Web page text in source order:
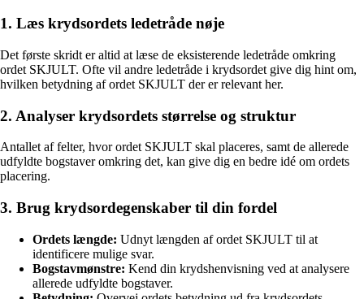
1. Læs krydsordets ledetråde nøje
Det første skridt er altid at læse de eksisterende ledetråde omkring
ordet SKJULT. Ofte vil andre ledetråde i krydsordet give dig hint om,
hvilken betydning af ordet SKJULT der er relevant her.
2. Analyser krydsordets størrelse og struktur
Antallet af felter, hvor ordet SKJULT skal placeres, samt de allerede
udfyldte bogstaver omkring det, kan give dig en bedre idé om ordets
placering.
3. Brug krydsordegenskaber til din fordel
Ordets længde: Udnyt længden af ordet SKJULT til at
identificere mulige svar.
Bogstavmønstre: Kend din krydshenvisning ved at analysere
allerede udfyldte bogstaver.